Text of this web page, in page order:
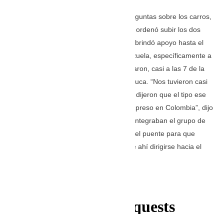
Un funcionario de la Policía les hizo preguntas sobre los carros,
sobre la procedencia y con una excusa ordenó subir los dos
carros en una grúa de plataforma y les brindó apoyo hasta el
puente que divide a Colombia de Venezuela, específicamente a
Arauca de Apure. A los músicos los llevaron, casi a las 7 de la
noche, para el Comando Policial de Arauca. “Nos tuvieron casi
cuatro horas entrevistándonos. Ahí nos dijeron que el tipo ese
que nos llamó es un individuo que está preso en Colombia”, dijo
para finalizar una de las personas que integraban el grupo de
músicos. Finalmente los llevaron hasta el puente para que
pasaran a territorio venezolano y desde ahí dirigirse hacia el